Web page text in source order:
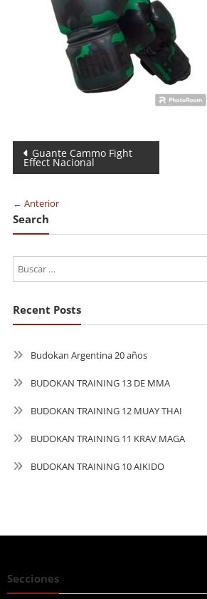
Navegación
de
entradas
Guante Cammo Fight
Effect Nacional
← Anterior
Search
Recent Posts
Budokan Argentina 20 años
BUDOKAN TRAINING 13 DE MMA
BUDOKAN TRAINING 12 MUAY THAI
BUDOKAN TRAINING 11 KRAV MAGA
BUDOKAN TRAINING 10 AIKIDO
Secciones